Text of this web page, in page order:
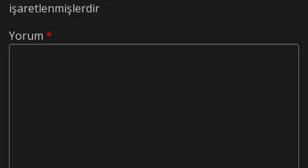
işaretlenmişlerdir
Yorum*